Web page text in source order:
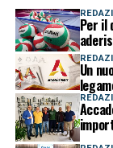
Per il
Un